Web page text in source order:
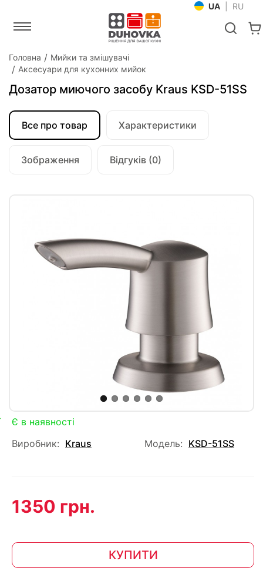
UA RU
Головна
Мийки та змішувачі
Аксесуари для кухонних мийок
Дозатор миючого засобу Kraus KSD-51SS
Все про товар Характеристики
Зображення Відгуків (0)
Є в наявності
Виробник: Kraus Модель: KSD-51SS
1350 грн.
КУПИТИ